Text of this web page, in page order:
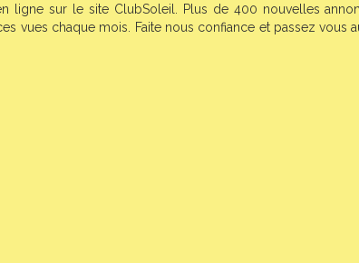
ligne sur le site ClubSoleil. Plus de 400 nouvelles
vues chaque mois. Faite nous confiance et passez vous